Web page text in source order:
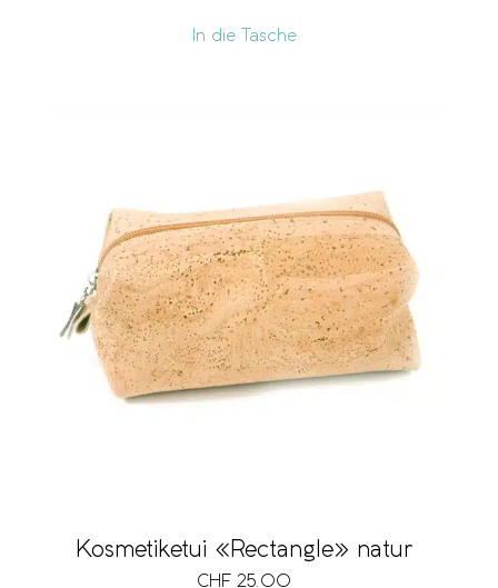
In die Tasche
Kosmetiketui «Rectangle» natur
CHF 25.00